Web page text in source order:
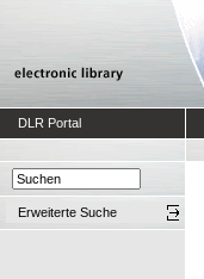
DLR Portal
Erweiterte Suche